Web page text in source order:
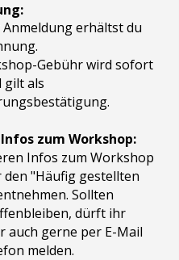
Anmeldung erhältst du
Gebühr wird sofort
gilt als
zum Workshop:
Infos zum Workshop
"Häufig gestellten
Sollten
dürft ihr
auch gerne per E-Mail
melden.